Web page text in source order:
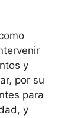
y
por su
para
y